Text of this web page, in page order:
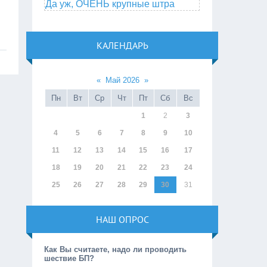
Да уж, ОЧЕНЬ крупные штра
КАЛЕНДАРЬ
« Май 2026 »
Пн
Вт Ср Чт Пт Сб Вс
1 2 3
4 5 6 7 8 9 10
11 12 13 14 15 16 17
18 19 20 21 22 23 24
25 26 27 28 29 30 31
НАШ ОПРОС
Как Вы считаете, надо ли проводить
шествие БП?